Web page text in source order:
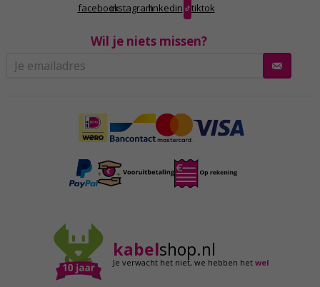
facebookinstagramlinkedin tiktok
Wil je niets missen?
kabelshop.nl
Je verwacht het niet,we hebben hetwel